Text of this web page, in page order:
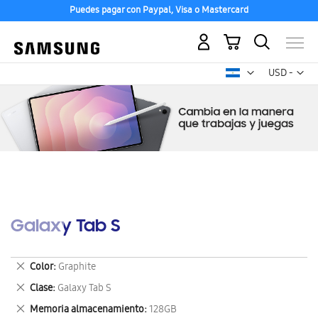
Puedes pagar con Paypal, Visa o Mastercard
USD -
dólar
Mi carrito
Galaxy Tab S
Color Graphite
Eliminar
este
artículo
Clase Galaxy Tab S
Eliminar
este
Memoria almacenamiento 128GB
Eliminar